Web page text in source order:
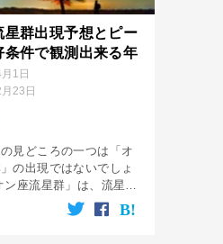
星群出現予想とピー
条件で観測出来る年
1日
23日
見どころの一つは「オ
の出現ではないでしょ
ン座流星群」は、流星の
し座流星群」に次いで速
ような明るい流星も出現